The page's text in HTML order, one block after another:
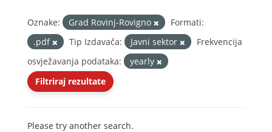
Oznake: Grad Rovinj-Rovigno
Formati:
.pdf
Tip Izdavača: Javni sektor
Frekvencija
osvježavanja podataka:
yearly
Filtriraj rezultate
Please try another search.